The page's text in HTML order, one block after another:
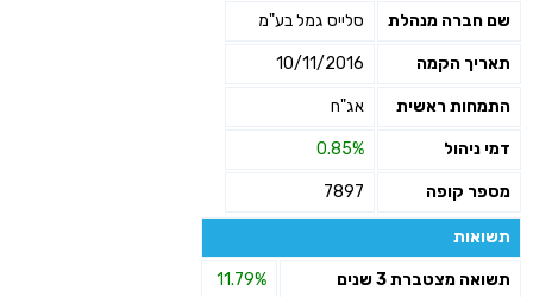
שם חברה מנהלת סלייס גמל בע"מ
תאריך הקמה 10/11/2016
התמחות ראשית אג"ח
דמי ניהול 0.85%
מספר קופה 7897
תשואות
תשואה מצטברת 3 שנים 11.79%
שליחה